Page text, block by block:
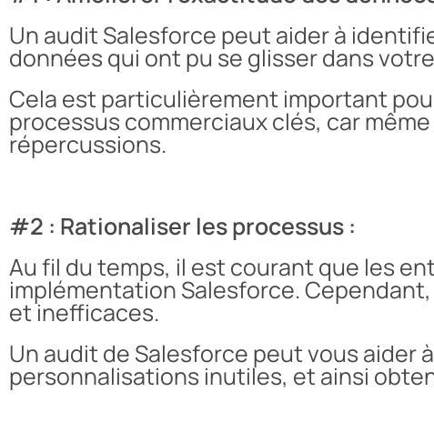
Un audit Salesforce peut aider à
données qui ont pu se glisser dans
Cela est particulièrement important
processus commerciaux clés, car
répercussions.
#2 : Rationaliser les processus :
Au fil du temps, il est courant que les
implémentation Salesforce.
et inefficaces.
Un audit de Salesforce peut vous
personnalisations inutiles, et ainsi